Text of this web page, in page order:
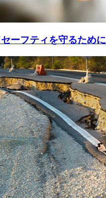
ーフティを守るために